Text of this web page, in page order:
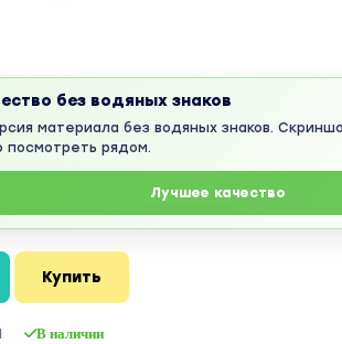
без водяных знаков
материала без водяных знаков.
посмотреть рядом.
Лучшее качество
Купить
В наличии